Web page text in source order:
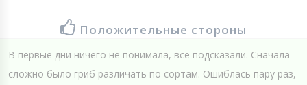
Положительные стороны
В первые дни ничего не понимала, всё подсказали. Сначала
сложно было гриб различать по сортам. Ошиблась пару раз,